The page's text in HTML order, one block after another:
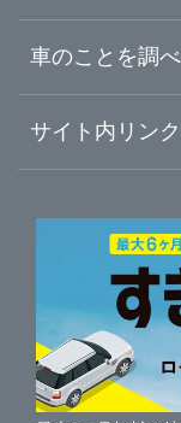
ガリバー176号豊
ガリバー吹田千里
ガリバー車検 枚
ガリバー枚方バ
豊中市
吹田市
枚方市
泉佐野市
和歌山県
初めての中古車
中古車人気ラン
自動車ローンを
ガリバーの自動
車買い替えの基礎
車査定・車買取な
ガリバーの査定
車を売る時よく
便利な査定サー
中古車買取相場
車の個人売買ガ
車のことを調
車初心者まとめ
新車・中古車カ
車の燃費を調べる
車種別クチコミ
サイト内リンク
サイトマップ
サイトの使用条件
利用規約